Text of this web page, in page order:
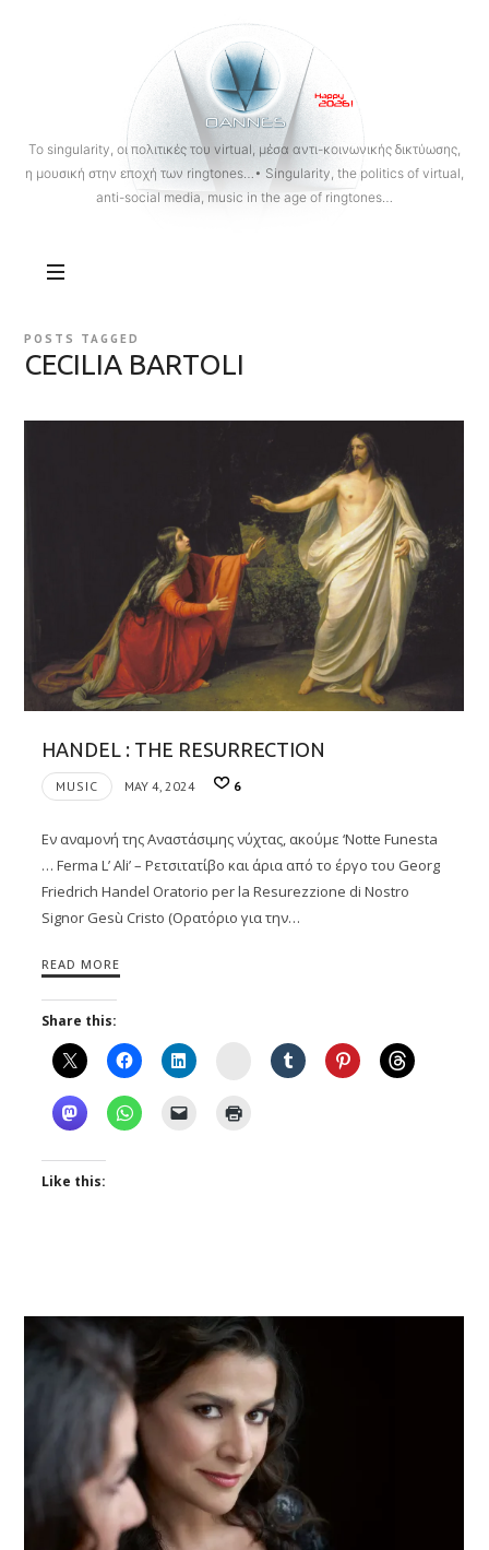
OANNES
To singularity, οι πολιτικές του virtual, μέσα αντι-κοινωνικής δικτύωσης,
η μουσική στην εποχή των ringtones…• Singularity, the politics of virtual,
anti-social media, music in the age of ringtones…
POSTS TAGGED
CECILIA BARTOLI
HANDEL : THE RESURRECTION
MUSIC MAY 4, 2024 6
Εν αναμονή της Αναστάσιμης νύχτας, ακούμε ‘Notte Funesta
… Ferma L’ Ali’ – Ρετσιτατίβο και άρια από το έργο του Georg
Friedrich Handel Oratorio per la Resurezzione di Nostro
Signor Gesù Cristo (Ορατόριο για την…
READ MORE
Share this:
Instagram
Like this: